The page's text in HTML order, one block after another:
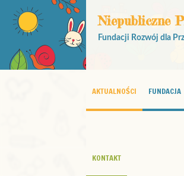
Niepubliczne
Fundacji Rozwój dla
AKTUALNOŚCI FUNDACJA
KONTAKT